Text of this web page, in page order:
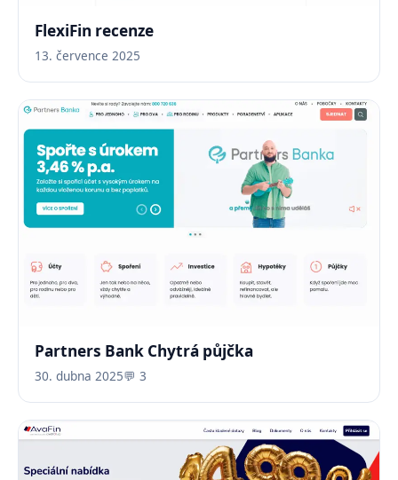
FlexiFin recenze
13. července 2025
Partners Bank Chytrá půjčka
30. dubna 2025💬 3